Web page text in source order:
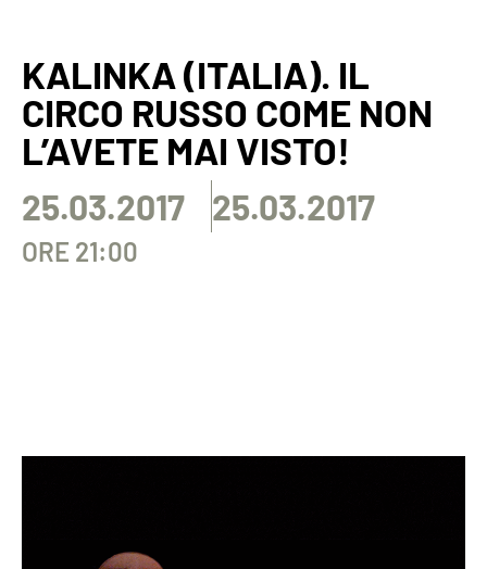
KALINKA (ITALIA). IL
CIRCO RUSSO COME NON
L’AVETE MAI VISTO!
25.03.2017 25.03.2017
ORE 21:00